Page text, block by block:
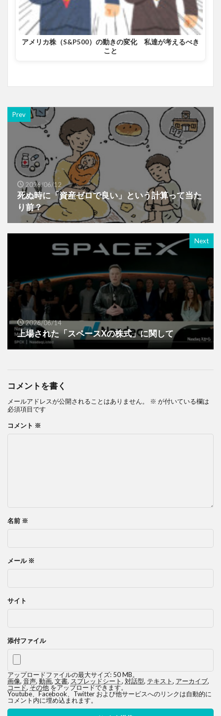
アメリカ株（S&P500）の動きの変化 私達が考えるべき
こと
Prev
2026/06/12
死ぬ時に「資産ゼロで良い」という計算って当た
り前？
Next
2026/06/14
上場された「スペースXの株式」に関して
コメントを書く
メールアドレスが公開されることはありません。 ※ が付いている欄は
必須項目です
コメント ※
名前 ※
メール ※
サイト
添付ファイル
アップロードファイルの最大サイズ: 50 MB。
画像, 音声, 動画, 文書, スプレッドシート, 対話型, テキスト, アーカイブ,
コード,その他をアップロードできます。
Youtube、Facebook、Twitter および他サービスへのリンクは自動的に
コメント内に埋め込まれます。